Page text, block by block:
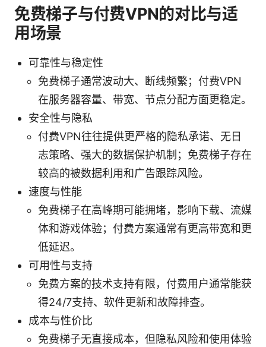
免费梯子与付费VPN的对比与适
用场景
可靠性与稳定性
免费梯子通常波动大、断线频繁；付费VPN
在服务器容量、带宽、节点分配方面更稳定。
安全性与隐私
付费VPN往往提供更严格的隐私承诺、无日
志策略、强大的数据保护机制；免费梯子存在
较高的被数据利用和广告跟踪风险。
速度与性能
免费梯子在高峰期可能拥堵，影响下载、流媒
体和游戏体验；付费方案通常有更高带宽和更
低延迟。
可用性与支持
免费方案的技术支持有限，付费用户通常能获
得24/7支持、软件更新和故障排查。
成本与性价比
免费梯子无直接成本，但隐私风险和使用体验